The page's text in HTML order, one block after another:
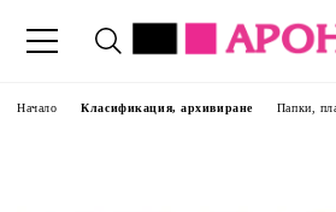
Начало Класификация, архивиране Папки,